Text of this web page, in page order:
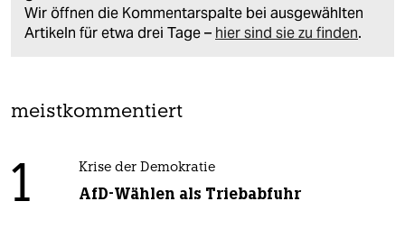
Wir öffnen die Kommentarspalte bei ausgewählten
Artikeln für etwa drei Tage – hier sind sie zu finden.
meistkommentiert
1 Krise der Demokratie
AfD-Wählen als Triebabfuhr